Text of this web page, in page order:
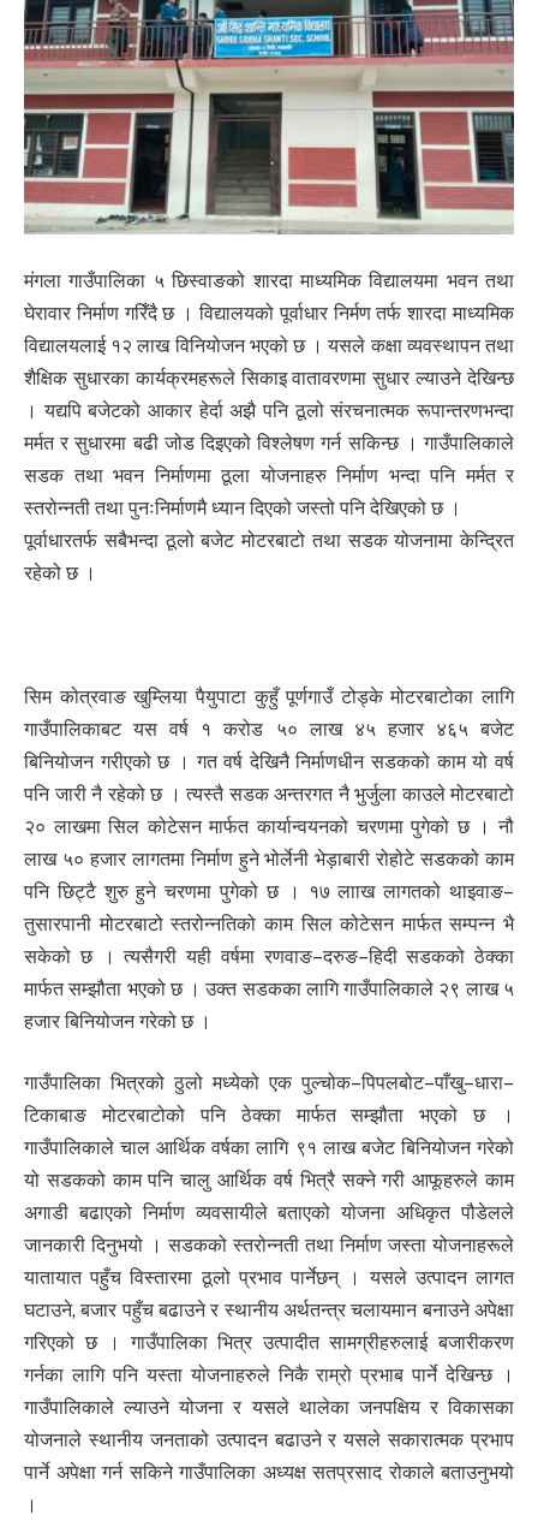
मंगला गाउँपालिका ५ छिस्वाङको शारदा माध्यमिक विद्यालयमा भवन तथा
घेरावार निर्माण गरिँदै छ । विद्यालयको पूर्वाधार निर्मण तर्फ शारदा माध्यमिक
विद्यालयलाई १२ लाख विनियोजन भएको छ । यसले कक्षा व्यवस्थापन तथा
शैक्षिक सुधारका कार्यक्रमहरूले सिकाइ वातावरणमा सुधार ल्याउने देखिन्छ
। यद्यपि बजेटको आकार हेर्दा अझै पनि ठूलो संरचनात्मक रूपान्तरणभन्दा
मर्मत र सुधारमा बढी जोड दिइएको विश्लेषण गर्न सकिन्छ । गाउँपालिकाले
सडक तथा भवन निर्माणमा ठूला योजनाहरु निर्माण भन्दा पनि मर्मत र
स्तरोन्नती तथा पुनःनिर्माणमै ध्यान दिएको जस्तो पनि देखिएको छ ।
पूर्वाधारतर्फ सबैभन्दा ठूलो बजेट मोटरबाटो तथा सडक योजनामा केन्द्रित
रहेको छ ।
सिम कोत्रवाङ खुम्लिया पैयुपाटा कुहुँ पूर्णगाउँ टोड्के मोटरबाटोका लागि
गाउँपालिकाबट यस वर्ष १ करोड ५० लाख ४५ हजार ४६५ बजेट
बिनियोजन गरीएको छ । गत वर्ष देखिनै निर्माणधीन सडकको काम यो वर्ष
पनि जारी नै रहेको छ । त्यस्तै सडक अन्तरगत नै भुर्जुला काउले मोटरबाटो
२० लाखमा सिल कोटेसन मार्फत कार्यान्वयनको चरणमा पुगेको छ । नौ
लाख ५० हजार लागतमा निर्माण हुने भोर्लेनी भेड़ाबारी रोहोटे सडकको काम
पनि छिट्टै शुरु हुने चरणमा पुगेको छ । १७ लााख लागतको थाइवाङ–
तुसारपानी मोटरबाटो स्तरोन्नतिको काम सिल कोटेसन मार्फत सम्पन्न भै
सकेको छ । त्यसैगरी यही वर्षमा रणवाङ–दरुङ–हिदी सडकको ठेक्का
मार्फत सम्झौता भएको छ । उक्त सडकका लागि गाउँपालिकाले २९ लाख ५
हजार बिनियोजन गरेको छ ।
गाउँपालिका भित्रको ठुलो मध्येको एक पुल्चोक–पिपलबोट–पाँखु–धारा–
टिकाबाङ मोटरबाटोको पनि ठेक्का मार्फत सम्झौता भएको छ ।
गाउँपालिकाले चाल आर्थिक वर्षका लागि ९१ लाख बजेट बिनियोजन गरेको
यो सडकको काम पनि चालु आर्थिक वर्ष भित्रै सक्ने गरी आफूहरुले काम
अगाडी बढाएको निर्माण व्यवसायीले बताएको योजना अधिकृत पौडेलले
जानकारी दिनुभयो । सडकको स्तरोन्नती तथा निर्माण जस्ता योजनाहरूले
यातायात पहुँच विस्तारमा ठूलो प्रभाव पार्नेछन् । यसले उत्पादन लागत
घटाउने, बजार पहुँच बढाउने र स्थानीय अर्थतन्त्र चलायमान बनाउने अपेक्षा
गरिएको छ । गाउँपालिका भित्र उत्पादीत सामग्रीहरुलाई बजारीकरण
गर्नका लागि पनि यस्ता योजनाहरुले निकै राम्रो प्रभाब पार्ने देखिन्छ ।
गाउँपालिकाले ल्याउने योजना र यसले थालेका जनपक्षिय र विकासका
योजनाले स्थानीय जनताको उत्पादन बढाउने र यसले सकारात्मक प्रभाप
पार्ने अपेक्षा गर्न सकिने गाउँपालिका अध्यक्ष सतप्रसाद रोकाले बताउनुभयो
।